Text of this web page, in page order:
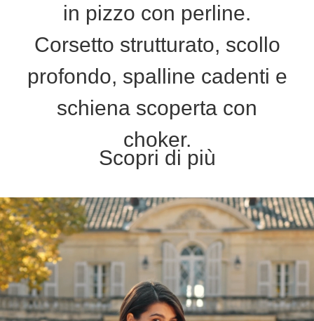
in pizzo con perline.
Corsetto strutturato, scollo
profondo, spalline cadenti e
schiena scoperta con
choker.
Scopri di più